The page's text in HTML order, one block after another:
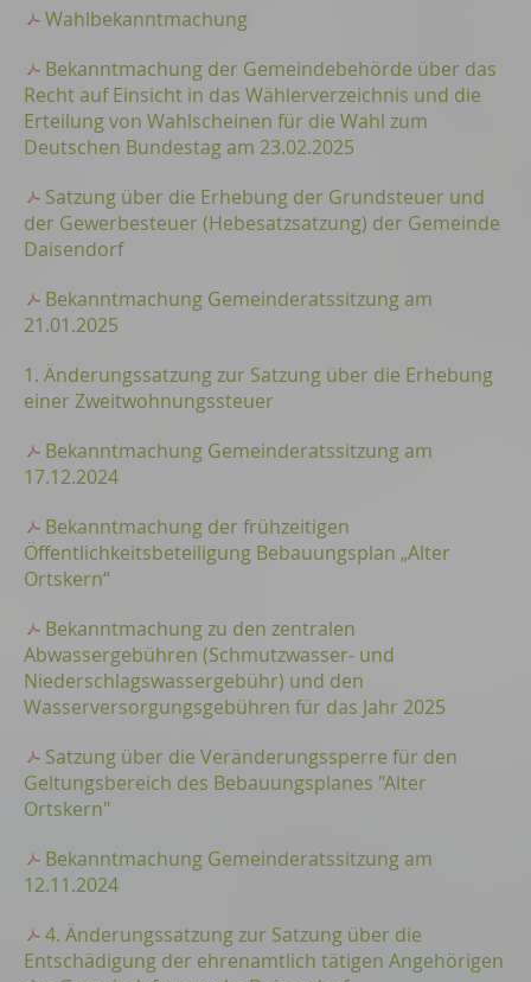
Wahlbekanntmachung
Bekanntmachung der Gemeindebehörde über das
Recht auf Einsicht in das Wählerverzeichnis und die
Erteilung von Wahlscheinen für die Wahl zum
Deutschen Bundestag am 23.02.2025
Satzung über die Erhebung der Grundsteuer und
der Gewerbesteuer (Hebesatzsatzung) der Gemeinde
Daisendorf
Bekanntmachung Gemeinderatssitzung am
21.01.2025
1. Änderungssatzung zur Satzung über die Erhebung
einer Zweitwohnungssteuer
Bekanntmachung Gemeinderatssitzung am
17.12.2024
Bekanntmachung der frühzeitigen
Öffentlichkeitsbeteiligung Bebauungsplan „Alter
Ortskern“
Bekanntmachung zu den zentralen
Abwassergebühren (Schmutzwasser- und
Niederschlagswassergebühr) und den
Wasserversorgungsgebühren für das Jahr 2025
Satzung über die Veränderungssperre für den
Geltungsbereich des Bebauungsplanes "Alter
Ortskern"
Bekanntmachung Gemeinderatssitzung am
12.11.2024
4. Änderungssatzung zur Satzung über die
Entschädigung der ehrenamtlich tätigen Angehörigen